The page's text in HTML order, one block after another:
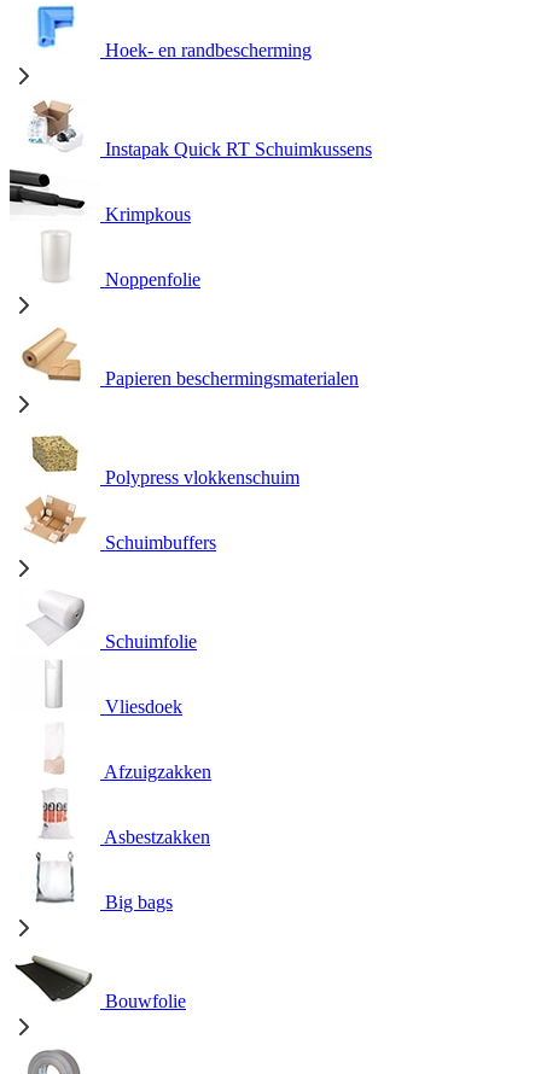
Hoek- en randbescherming
Instapak Quick RT Schuimkussens
Krimpkous
Noppenfolie
Papieren beschermingsmaterialen
Polypress vlokkenschuim
Schuimbuffers
Schuimfolie
Vliesdoek
Afzuigzakken
Asbestzakken
Big bags
Bouwfolie